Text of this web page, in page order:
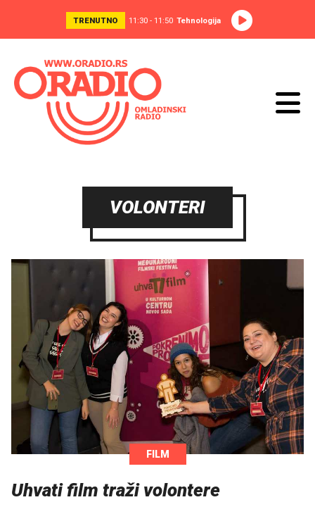
TRENUTNO 11:30 - 11:50 Tehnologija
VOLONTERI
FILM
Uhvati film traži volontere